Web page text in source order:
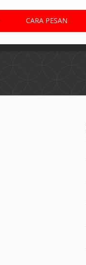
CARA PESAN